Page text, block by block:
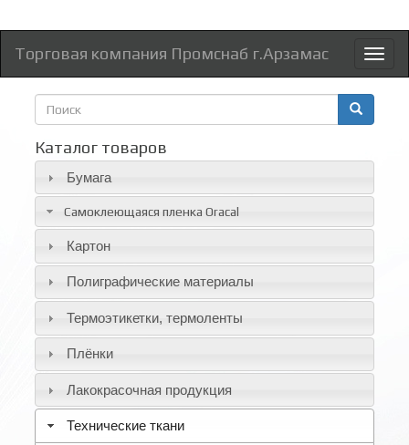
Торговая компания Промснаб г.Арзамас
Форма
поиска
Каталог товаров
Бумага
Самоклеющаяся пленка Oracal
Картон
Полиграфические материалы
Термоэтикетки, термоленты
Плёнки
Лакокрасочная продукция
Технические ткани